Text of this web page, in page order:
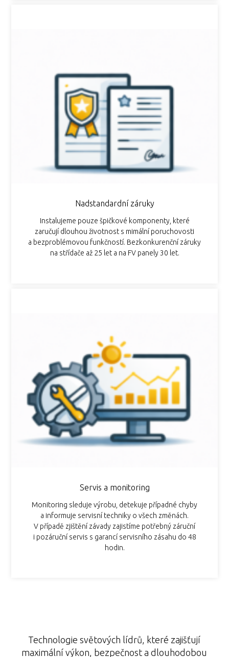
Nadstandardní záruky
Instalujeme pouze špičkové komponenty, které
zaručují dlouhou životnost s mimální poruchovosti
a bezproblémovou funkčností. Bezkonkurenční záruky
na střídače až 25 let a na FV panely 30 let.
Servis a monitoring
Monitoring sleduje výrobu, detekuje případné chyby
a informuje servisní techniky o všech změnách.
V případě zjištění závady zajistíme potřebný záruční
i pozáruční servis s garancí servisního zásahu do 48
hodin.
Technologie světových lídrů, které zajišťují
maximální výkon, bezpečnost a dlouhodobou